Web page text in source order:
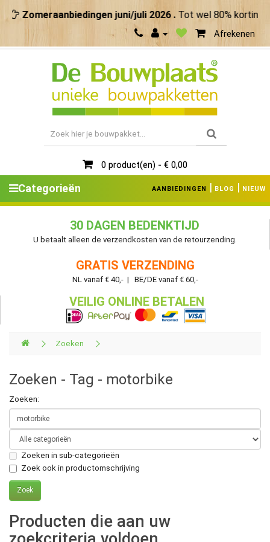
Zomeraanbiedingen juni/juli 2026 .Tot wel 80% korting.
Afrekenen
0 product(en) - € 0,00
Categorieën AANBIEDINGEN | BLOG | NIEUW
30 DAGEN BEDENKTIJD
U betaalt alleen de verzendkosten van de retourzending.
GRATIS VERZENDING
NL vanaf € 40,- | BE/DE vanaf € 60,-
VEILIG ONLINE BETALEN
Zoeken
Zoeken - Tag - motorbike
Zoeken:
Zoeken in sub-categorieën
Zoek ook in productomschrijving
Producten die aan uw